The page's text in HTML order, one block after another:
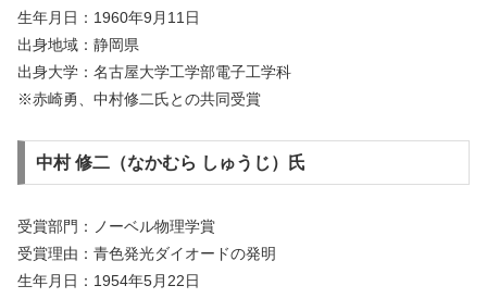
生年月日：1960年9月11日
出身地域：静岡県
出身大学：名古屋大学工学部電子工学科
※赤崎勇、中村修二氏との共同受賞
中村 修二（なかむら しゅうじ）氏
受賞部門：ノーベル物理学賞
受賞理由：青色発光ダイオードの発明
生年月日：1954年5月22日